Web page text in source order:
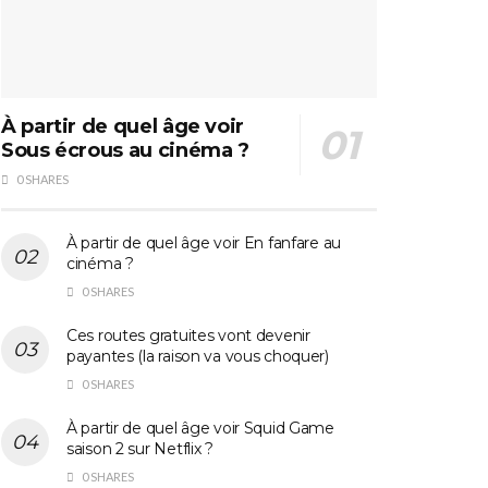
À partir de quel âge voir
Sous écrous au cinéma ?
0 SHARES
À partir de quel âge voir En fanfare au
cinéma ?
0 SHARES
Ces routes gratuites vont devenir
payantes (la raison va vous choquer)
0 SHARES
À partir de quel âge voir Squid Game
saison 2 sur Netflix ?
0 SHARES